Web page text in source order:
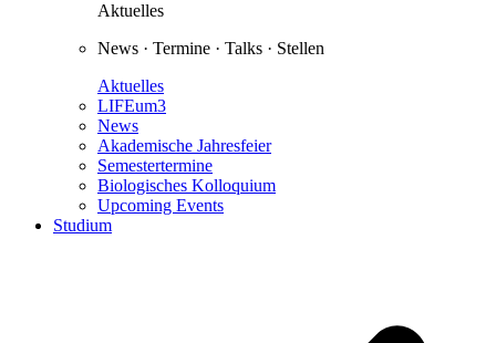
Aktuelles
News · Termine · Talks · Stellen
Aktuelles
LIFEum3
News
Akademische Jahresfeier
Semestertermine
Biologisches Kolloquium
Upcoming Events
Studium